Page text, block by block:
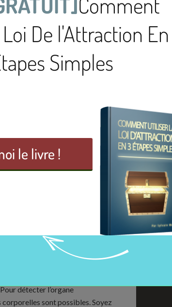
il poser ses mains. En effet, le
hasard.
à guérir. Un bon praticien
Eh oui, le métier de
la détecter facilement grâce
afin d’exploiter au maximum
beaucoup de travail sans
au maximum de votre pouvoir
devez apprendre et pratiquer.
visez juste ! Le don de guérison
et encore du travail.
de la guérison par les mains !
En effet, chaque être émet
détecter l’organe
sont possibles. Soyez
7